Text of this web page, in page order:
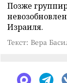
Позже
Израиля.
Текст: Вера